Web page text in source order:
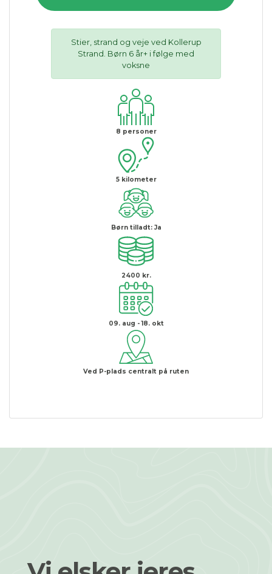
Stier, strand og veje ved Kollerup
Strand. Børn 6 år+ i følge med
voksne
8 personer
5kilometer
Børn tilladt: Ja
2400 kr.
09. aug - 18. okt
Ved P-plads centralt på ruten